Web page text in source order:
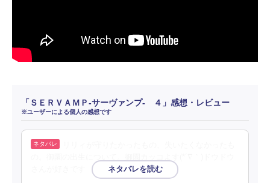
「ＳＥＲＶＡＭＰ‐サーヴァンプ‐ ４」感想・レビュー
※ユーザーによる個人の感想です